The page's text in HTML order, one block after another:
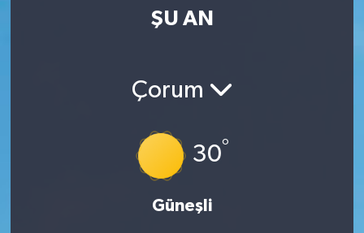
ŞU AN
Çorum
30°
Güneşli